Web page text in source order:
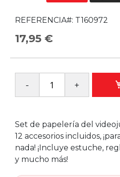
REFERENCIA#: T160972
17,95 €
Set de papelería del
12 accesorios incluidos,
nada! ¡Incluye estuche,
y mucho más!